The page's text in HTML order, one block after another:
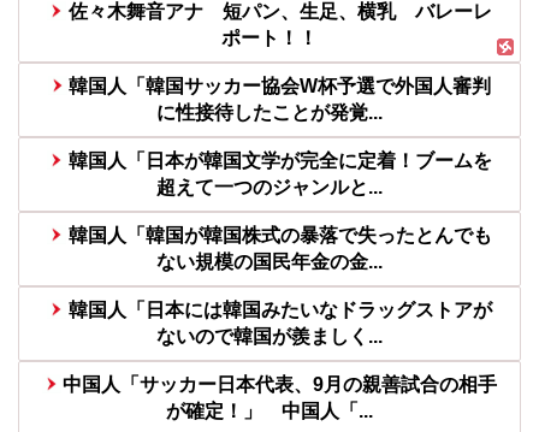
佐々木舞音アナ 短パン、生足、横乳 バレーレ
ポート！！
韓国人「韓国サッカー協会W杯予選で外国人審判
に性接待したことが発覚...
韓国人「日本が韓国文学が完全に定着！ブームを
超えて一つのジャンルと...
韓国人「韓国が韓国株式の暴落で失ったとんでも
ない規模の国民年金の金...
韓国人「日本には韓国みたいなドラッグストアが
ないので韓国が羨ましく...
中国人「サッカー日本代表、9月の親善試合の相手
が確定！」 中国人「...